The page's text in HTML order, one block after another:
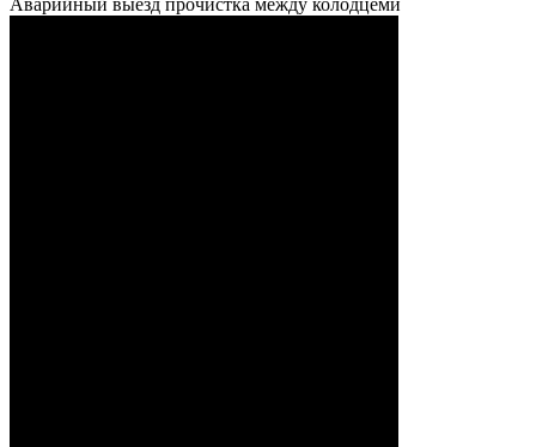
Аварийный выезд прочистка между колодцеми